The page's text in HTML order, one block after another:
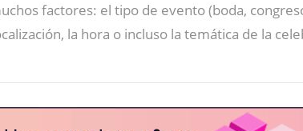
factores: el tipo de evento (boda,
la hora o incluso la temática de la